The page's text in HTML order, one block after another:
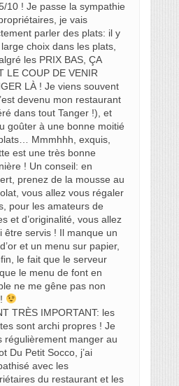
10 ! Je passe la sympathie
je vais
parler des plats: il y
choix dans les plats,
les PRIX BAS, ÇA
LE COUP DE VENIR
LÀ ! Je viens souvent
devenu mon restaurant
dans tout Tanger !), et
goûter à une bonne moitié
Mmmhhh, exquis,
est une très bonne
! Un conseil: en
prenez de la mousse au
vous allez vous régaler
pour les amateurs de
et d’originalité, vous allez
être servis ! Il manque un
et un menu sur papier,
le fait que le serveur
le menu de font en
ne me gêne pas non
TRÈS IMPORTANT: les
sont archi propres ! Je
régulièrement manger au
Du Petit Socco, j’ai
avec les
du restaurant et les